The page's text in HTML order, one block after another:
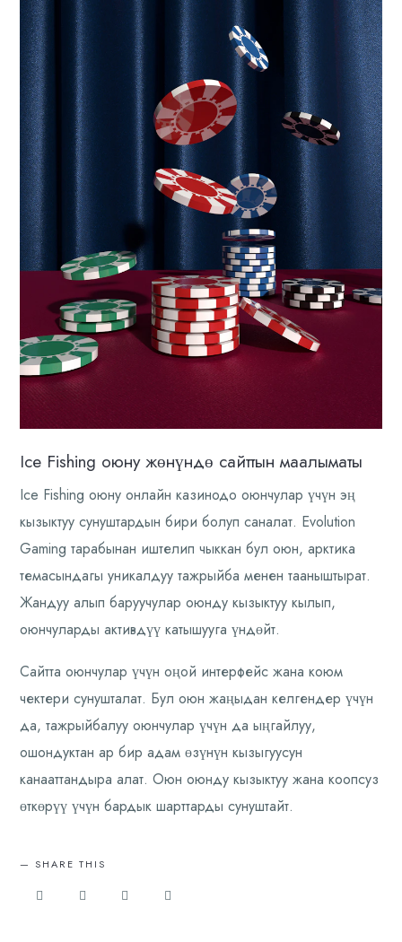
Ice Fishing оюну жөнүндө сайттын маалыматы
Ice Fishing оюну онлайн казинодо оюнчулар үчүн эң
кызыктуу сунуштардын бири болуп саналат. Evolution
Gaming тарабынан иштелип чыккан бул оюн, арктика
темасындагы уникалдуу тажрыйба менен тааныштырат.
Жандуу алып баруучулар оюнду кызыктуу кылып,
оюнчуларды активдүү катышууга үндөйт.
Сайтта оюнчулар үчүн оңой интерфейс жана коюм
чектери сунушталат. Бул оюн жаңыдан келгендер үчүн
да, тажрыйбалуу оюнчулар үчүн да ыңгайлуу,
ошондуктан ар бир адам өзүнүн кызыгуусун
канааттандыра алат. Оюн оюнду кызыктуу жана коопсуз
өткөрүү үчүн бардык шарттарды сунуштайт.
SHARE THIS